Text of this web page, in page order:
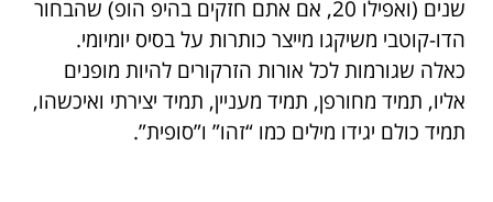
שנים (ואפילו 20, אם אתם חזקים בהיפ הופ) שהבחור
הדו-קוטבי משיקגו מייצר כותרות על בסיס יומיומי.
כאלה שגורמות לכל אורות הזרקורים להיות מופנים
אליו, תמיד מחורפן, תמיד מעניין, תמיד יצירתי ואיכשהו,
תמיד כולם יגידו מילים כמו “זהו” ו”סופית”.